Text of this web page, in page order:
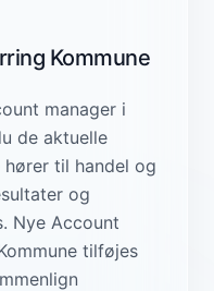
Kommune
manager i
de aktuelle
til handel og
og
Nye Account
tilføjes